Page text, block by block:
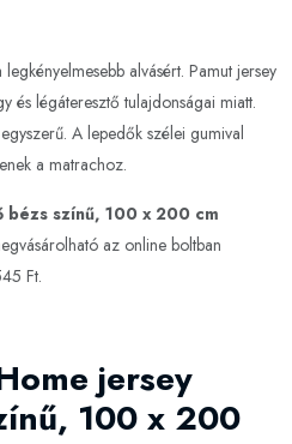
alvásért. Pamut jersey
és légáteresztő tulajdonságai miatt.
A lepedők szélei gumival
a matrachoz.
színű, 100 x 200 cm
az online boltban
Ft.
jersey
100 x 200